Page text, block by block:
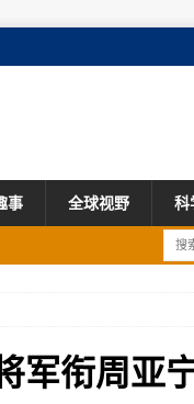
事 全球视野 科
军衔周亚